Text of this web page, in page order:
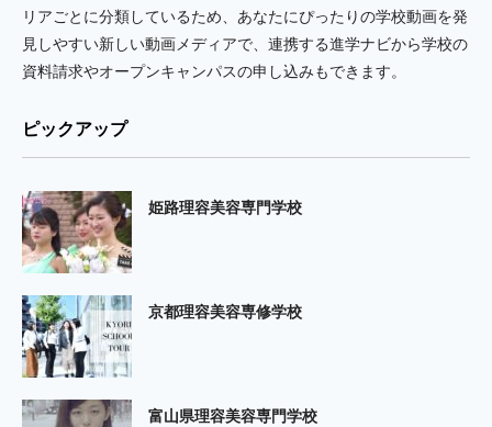
リアごとに分類しているため、あなたにぴったりの学校動画を発
見しやすい新しい動画メディアで、連携する進学ナビから学校の
資料請求やオープンキャンパスの申し込みもできます。
ピックアップ
姫路理容美容専門学校
京都理容美容専修学校
富山県理容美容専門学校